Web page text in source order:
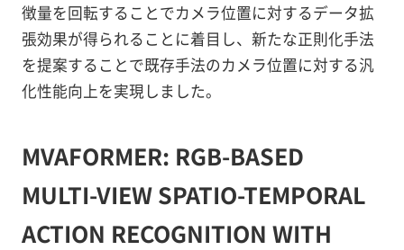
徴量を回転することでカメラ位置に対するデータ拡
張効果が得られることに着目し、新たな正則化手法
を提案することで既存手法のカメラ位置に対する汎
化性能向上を実現しました。
MVAFORMER: RGB-BASED
MULTI-VIEW SPATIO-TEMPORAL
ACTION RECOGNITION WITH